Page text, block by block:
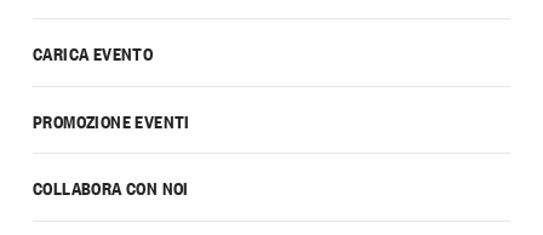
CARICA EVENTO
PROMOZIONE EVENTI
COLLABORA CON NOI